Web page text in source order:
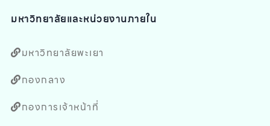
มหาวิทยาลัยและหน่วยงานภายใน
มหาวิทยาลัยพะเยา
กองกลาง
กองการเจ้าหน้าที่